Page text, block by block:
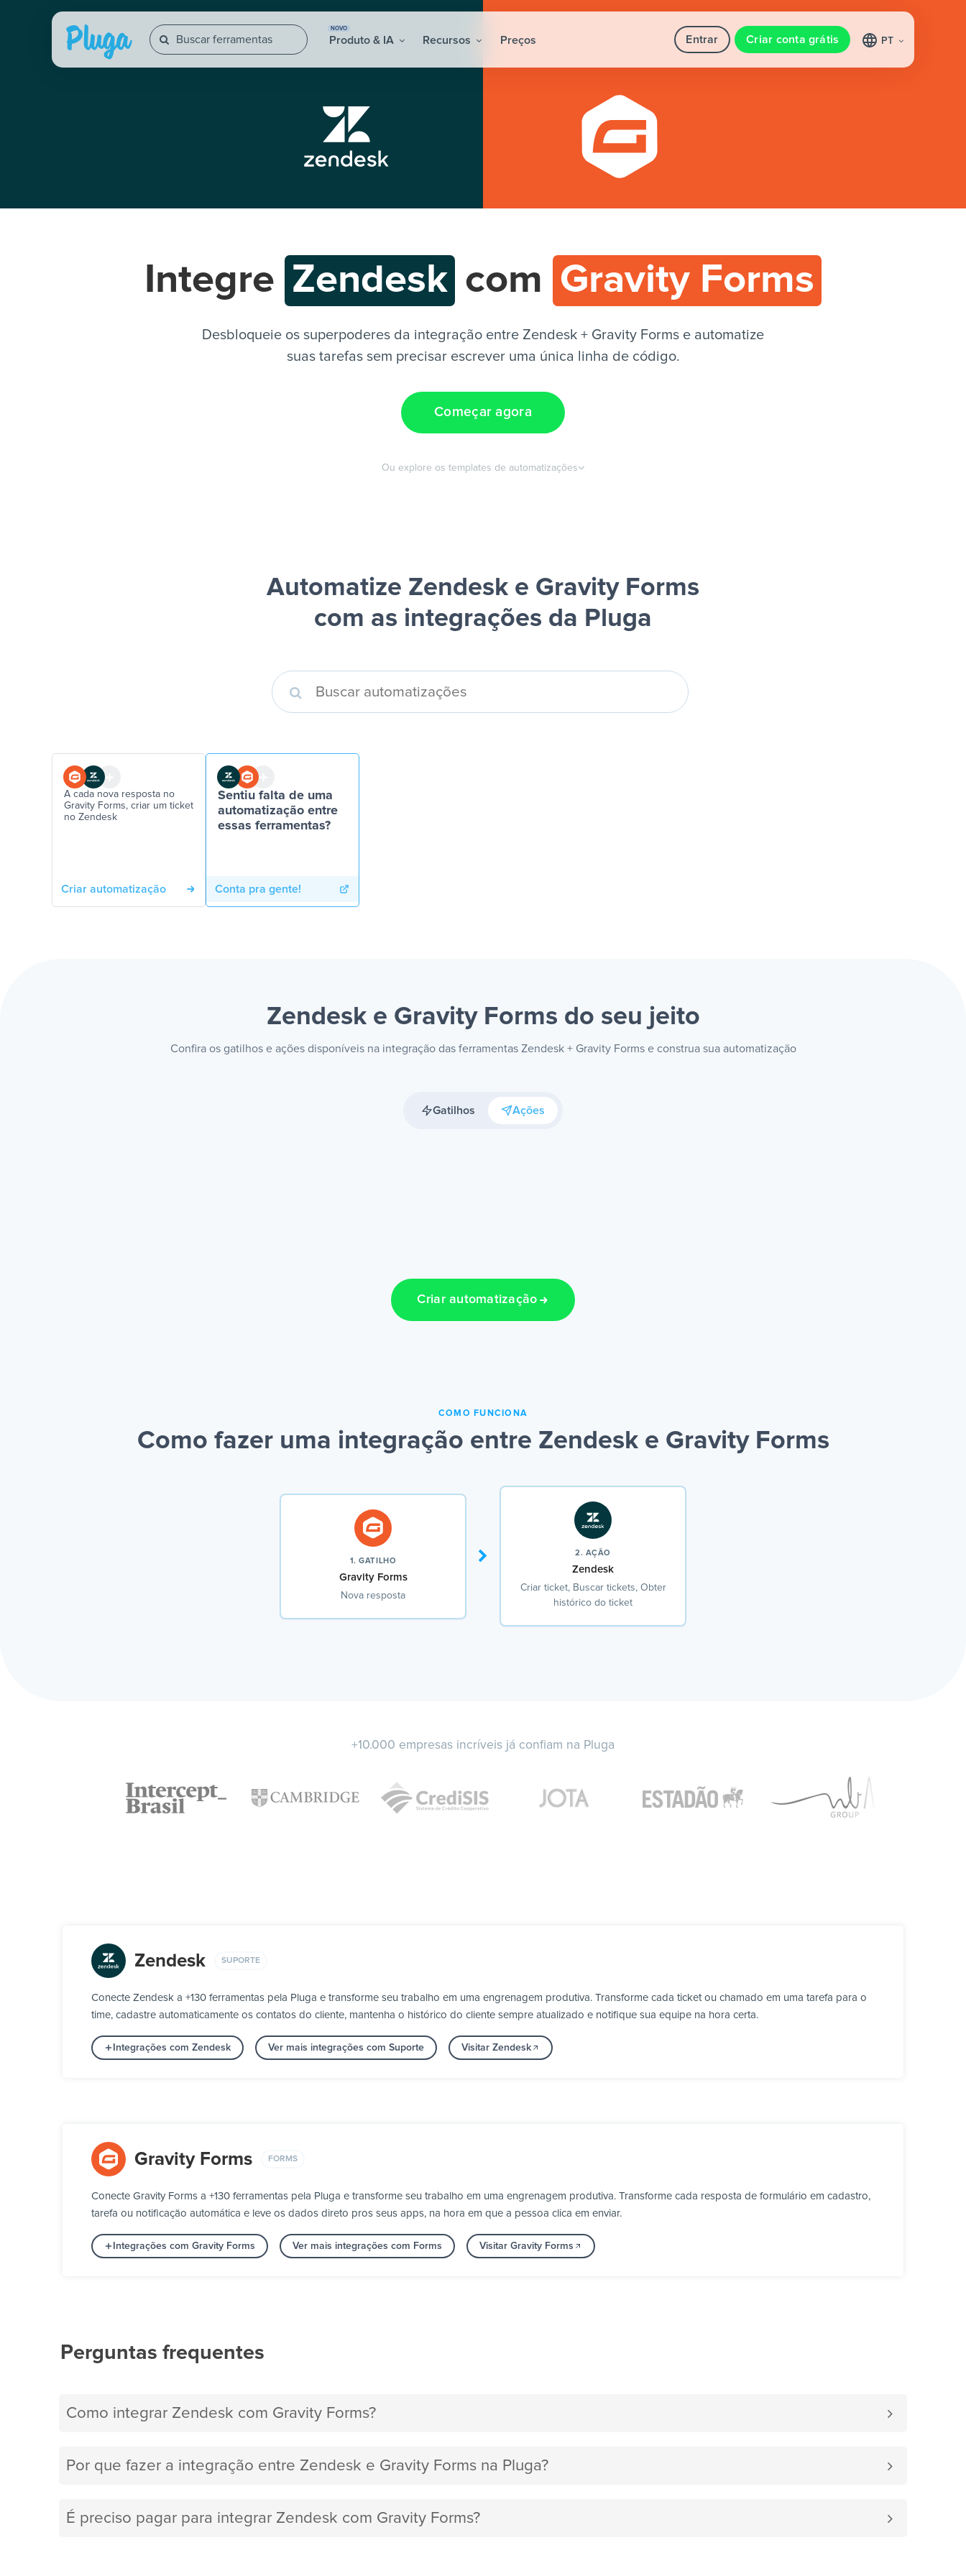
NOVO
Produto & IA Recursos Preços Entrar Criar conta grátis PT
Integre Zendesk com Gravity Forms
Desbloqueie os superpoderes da integração entre Zendesk + Gravity Forms e automatize
suas tarefas sem precisar escrever uma única linha de código.
Começar agora
Ou explore os templates de automatizações
Automatize Zendesk e Gravity Forms
com as integrações da Pluga
A cada nova resposta no
Gravity Forms, criar um ticket
no Zendesk
Criar automatização
Sentiu falta de uma
automatização entre
essas ferramentas?
Conta pra gente!
Zendesk e Gravity Forms do seu jeito
Confira os gatilhos e ações disponíveis na integração das ferramentas Zendesk + Gravity Forms e construa sua automatização
Gatilhos Ações
Criar automatização
COMO FUNCIONA
Como fazer uma integração entre Zendesk e Gravity Forms
1. GATILHO
Gravity Forms
Nova resposta
2. AÇÃO
Zendesk
Criar ticket, Buscar tickets, Obter
histórico do ticket
+10.000 empresas incríveis já confiam na Pluga
Zendesk SUPORTE
Conecte Zendesk a +130 ferramentas pela Pluga e transforme seu trabalho em uma engrenagem produtiva. Transforme cada ticket ou chamado em uma tarefa para o
time, cadastre automaticamente os contatos do cliente, mantenha o histórico do cliente sempre atualizado e notifique sua equipe na hora certa.
Integrações com Zendesk Ver mais integrações com Suporte Visitar Zendesk
Gravity Forms FORMS
Conecte Gravity Forms a +130 ferramentas pela Pluga e transforme seu trabalho em uma engrenagem produtiva. Transforme cada resposta de formulário em cadastro,
tarefa ou notificação automática e leve os dados direto pros seus apps, na hora em que a pessoa clica em enviar.
Integrações com Gravity Forms Ver mais integrações com Forms Visitar Gravity Forms
Perguntas frequentes
Como integrar Zendesk com Gravity Forms?
Por que fazer a integração entre Zendesk e Gravity Forms na Pluga?
É preciso pagar para integrar Zendesk com Gravity Forms?